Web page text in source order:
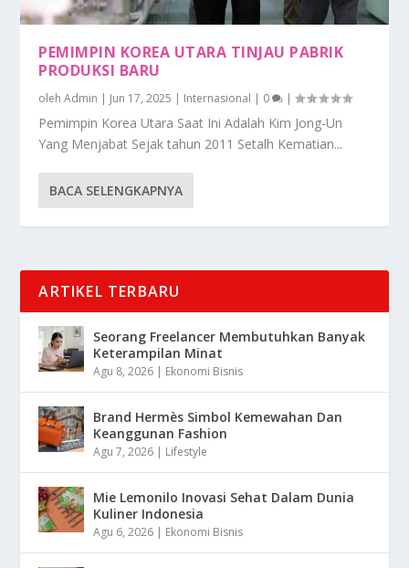
PEMIMPIN KOREA UTARA TINJAU PABRIK
PRODUKSI BARU
olehAdmin | Jun 17, 2025 | Internasional | 0 |
Pemimpin Korea Utara Saat Ini Adalah Kim Jong-Un
Yang Menjabat Sejak tahun 2011 Setalh Kematian...
BACA SELENGKAPNYA
ARTIKEL TERBARU
Seorang Freelancer Membutuhkan Banyak
Keterampilan Minat
Agu 8, 2026 | Ekonomi Bisnis
Brand Hermès Simbol Kemewahan Dan
Keanggunan Fashion
Agu 7, 2026 | Lifestyle
Mie Lemonilo Inovasi Sehat Dalam Dunia
Kuliner Indonesia
Agu 6, 2026 | Ekonomi Bisnis